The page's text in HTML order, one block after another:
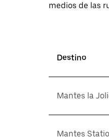
medios de las
Destino
Mantes la
Mantes